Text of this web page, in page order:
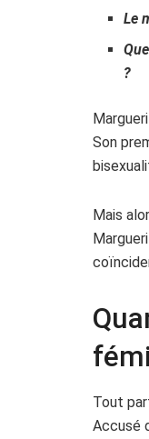
Le
?
Son
Mais
Tout
Accusé